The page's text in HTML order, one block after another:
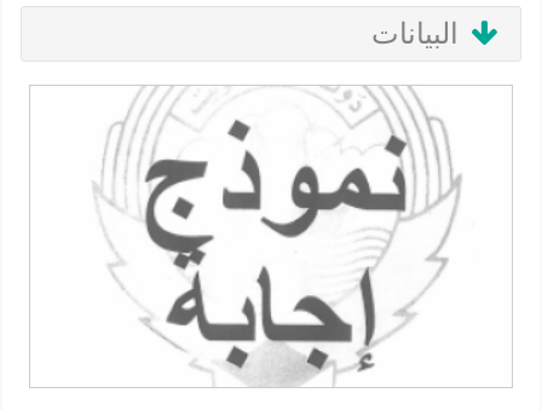
البيانات